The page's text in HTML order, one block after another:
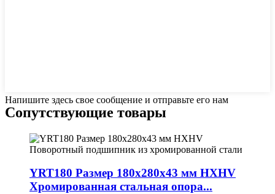
Напишите здесь свое сообщение и отправьте его нам
Сопутствующие товары
YRT180 Размер 180x280x43 мм HXHV
Хромированная стальная опора...